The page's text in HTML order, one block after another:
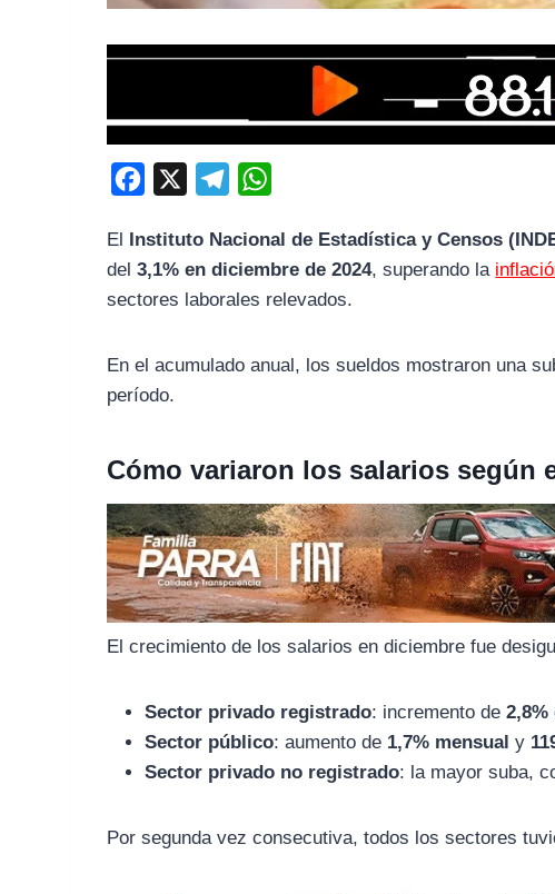
c
e
b
l
e
g
a
t
s
El Instituto Nacional de Estadística y Censos
del3,1% en diciembre de 2024, superando la
sectores laborales relevados.
En el acumulado anual, los sueldos mostraron una
período.
Cómo variaron los salarios según
El crecimiento de los salarios en diciembre fue
Sector privado registrado: incremento de2,8%
Sector público: aumento de 1,7% mensual y
Sector privado no registrado: la mayor suba,
Por segunda vez consecutiva, todos los sectores